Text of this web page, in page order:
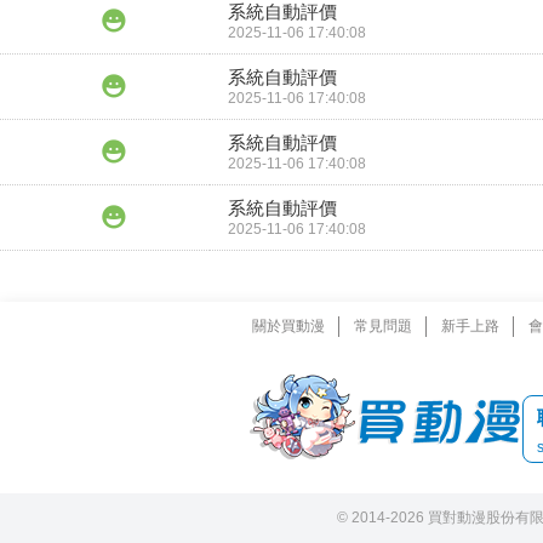
系統自動評價
2025-11-06 17:40:08
系統自動評價
2025-11-06 17:40:08
系統自動評價
2025-11-06 17:40:08
系統自動評價
2025-11-06 17:40:08
關於買動漫 常見問題 新手上路
© 2014-2026 買對動漫股份有